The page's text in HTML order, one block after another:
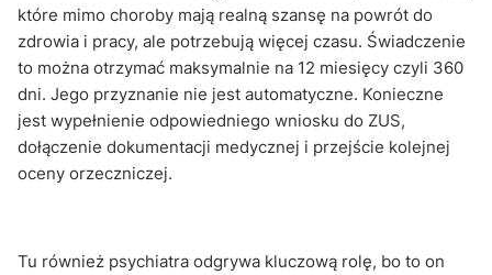
które mimo choroby mają realną szansę na powrót do
zdrowia i pracy, ale potrzebują więcej czasu. Świadczenie
to można otrzymać maksymalnie na 12 miesięcy czyli 360
dni. Jego przyznanie nie jest automatyczne. Konieczne
jest wypełnienie odpowiedniego wniosku do ZUS,
dołączenie dokumentacji medycznej i przejście kolejnej
oceny orzeczniczej.
Tu również psychiatra odgrywa kluczową rolę, bo to on